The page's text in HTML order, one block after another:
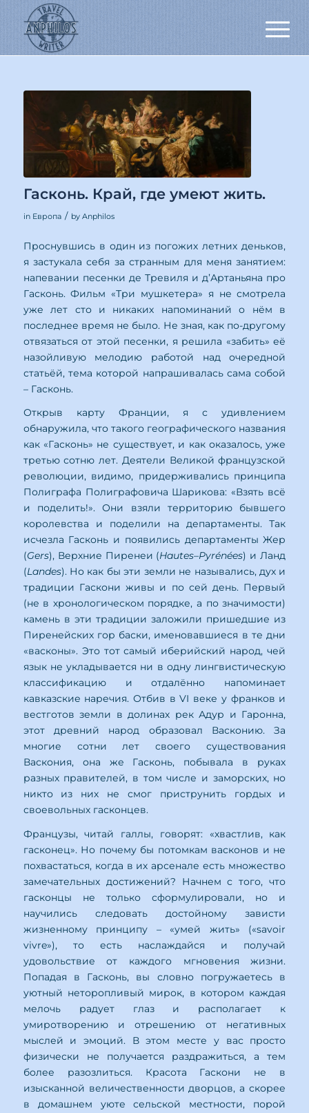
Гасконь. Край, где умеют жить.
in Европа / by Anphilos
Проснувшись в один из погожих летних деньков,
я застукала себя за странным для меня занятием:
напевании песенки де Тревиля и д’Артаньяна про
Гасконь. Фильм «Три мушкетера» я не смотрела
уже лет сто и никаких напоминаний о нём в
последнее время не было. Не зная, как по-другому
отвязаться от этой песенки, я решила «забить» её
назойливую мелодию работой над очередной
статьёй, тема которой напрашивалась сама собой
– Гасконь.
Открыв карту Франции, я с удивлением
обнаружила, что такого географического названия
как «Гасконь» не существует, и как оказалось, уже
третью сотню лет. Деятели Великой французской
революции, видимо, придерживались принципа
Полиграфа Полиграфовича Шарикова: «Взять всё
и поделить!». Они взяли территорию бывшего
королевства и поделили на департаменты. Так
исчезла Гасконь и появились департаменты Жер
(Gers), Верхние Пиренеи (Hautes–Pyrénées) и Ланд
(Landes). Но как бы эти земли не назывались, дух и
традиции Гаскони живы и по сей день. Первый
(не в хронологическом порядке, а по значимости)
камень в эти традиции заложили пришедшие из
Пиренейских гор баски, именовавшиеся в те дни
«васконы». Это тот самый иберийский народ, чей
язык не укладывается ни в одну лингвистическую
классификацию и отдалённо напоминает
кавказские наречия. Отбив в VI веке у франков и
вестготов земли в долинах рек Адур и Гаронна,
этот древний народ образовал Васконию. За
многие сотни лет своего существования
Васкония, она же Гасконь, побывала в руках
разных правителей, в том числе и заморских, но
никто из них не смог приструнить гордых и
своевольных гасконцев.
Французы, читай галлы, говорят: «хвастлив, как
гасконец». Но почему бы потомкам васконов и не
похвастаться, когда в их арсенале есть множество
замечательных достижений? Начнем с того, что
гасконцы не только сформулировали, но и
научились следовать достойному зависти
жизненному принципу – «умей жить» («savoir
vivre»), то есть наслаждайся и получай
удовольствие от каждого мгновения жизни.
Попадая в Гасконь, вы словно погружаетесь в
уютный неторопливый мирок, в котором каждая
мелочь радует глаз и располагает к
умиротворению и отрешению от негативных
мыслей и эмоций. В этом месте у вас просто
физически не получается раздражиться, а тем
более разозлиться. Красота Гаскони не в
изысканной величественности дворцов, а скорее
в домашнем уюте сельской местности, порой